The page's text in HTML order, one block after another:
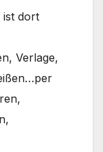
ist dort
Verlage,